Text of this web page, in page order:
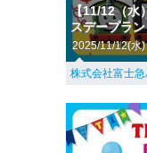
【11/12（水
スデープラン
2025/11/12(水)
株式会社富士急